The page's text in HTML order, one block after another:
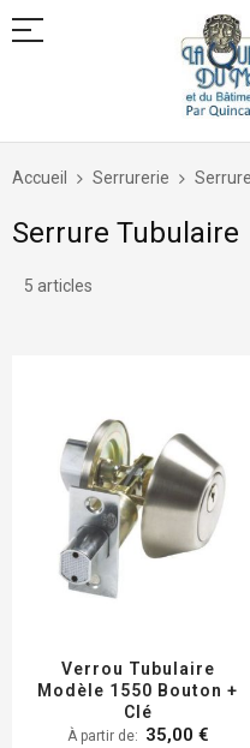
Allez
contenu
Accueil Serrurerie
Serrure Tubulaire
5 articles
Verrou Tubulaire
Modèle 1550 Bouton +
Clé
À partir de 35,00 €